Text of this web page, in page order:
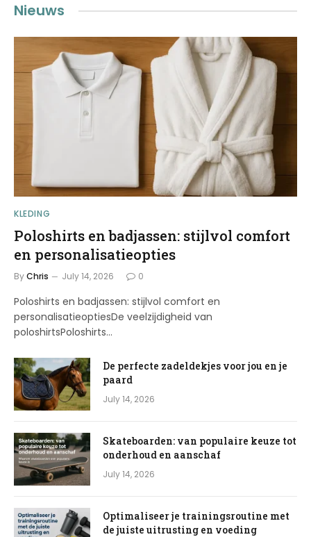
Nieuws
KLEDING
Poloshirts en badjassen: stijlvol comfort
en personalisatieopties
ByChris July 14, 2026 0
Poloshirts en badjassen: stijlvol comfort en
personalisatieoptiesDe veelzijdigheid van
poloshirtsPoloshirts…
De perfecte zadeldekjes voor jou en je
paard
July 14, 2026
Skateboarden: van populaire keuze tot
onderhoud en aanschaf
July 14, 2026
Optimaliseer je trainingsroutine met
de juiste uitrusting en voeding